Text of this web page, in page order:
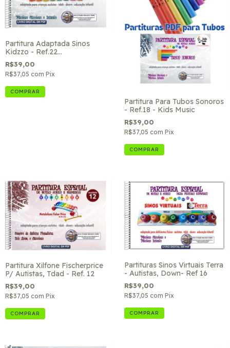
Partitura Adaptada Sinos
Kidzzo - Ref.22
Clássicas/infantil
R$39,00
R$37,05 com Pix
Partitura Para Tubos Sonoros
- Ref.18 - Kids Music
R$39,00
R$37,05 com Pix
Partitura Xilfone Fischerprice
P/ Autistas, Tdad - Ref. 12
R$39,00
R$37,05 com Pix
Partituras Sinos Virtuais Terra
- Autistas, Down- Ref 16
R$39,00
R$37,05 com Pix